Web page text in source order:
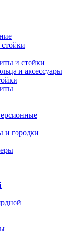
и стойки
и аксессуары
и городки